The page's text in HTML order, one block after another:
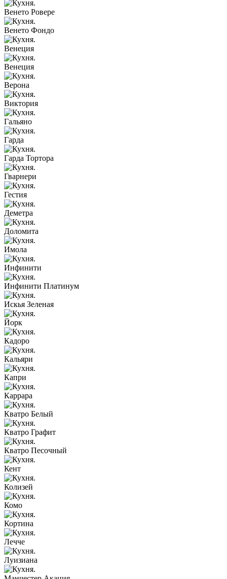
Венето Ровере
Венето Фондо
Венеция
Венеция
Верона
Виктория
Гальяно
Гарда
Гарда Тортора
Гварнери
Гестия
Деметра
Доломита
Имола
Инфинити
Инфинити Платинум
Искья Зеленая
Йорк
Кадоро
Кальяри
Капри
Каррара
Кватро Белый
Кватро Графит
Кватро Песочный
Кент
Колизей
Комо
Кортина
Лечче
Луизиана